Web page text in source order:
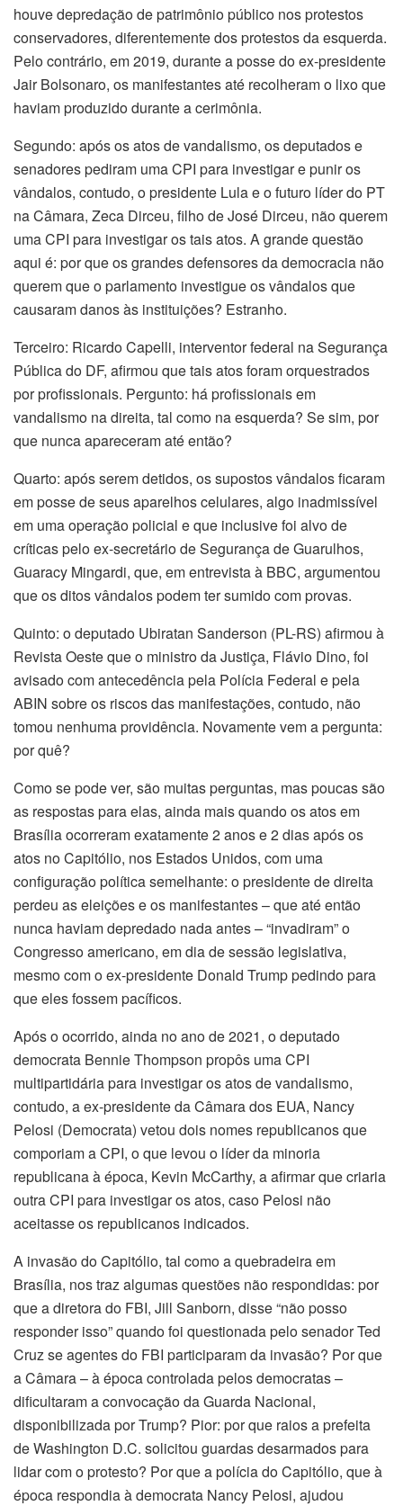
houve depredação de patrimônio público nos protestos
conservadores, diferentemente dos protestos da esquerda.
Pelo contrário, em 2019, durante a posse do ex-presidente
Jair Bolsonaro, os manifestantes até recolheram o lixo que
haviam produzido durante a cerimônia.
Segundo: após os atos de vandalismo, os deputados e
senadores pediram uma CPI para investigar e punir os
vândalos, contudo, o presidente Lula e o futuro líder do PT
na Câmara, Zeca Dirceu, filho de José Dirceu, não querem
uma CPI para investigar os tais atos. A grande questão
aqui é: por que os grandes defensores da democracia não
querem que o parlamento investigue os vândalos que
causaram danos às instituições? Estranho.
Terceiro: Ricardo Capelli, interventor federal na Segurança
Pública do DF, afirmou que tais atos foram orquestrados
por profissionais. Pergunto: há profissionais em
vandalismo na direita, tal como na esquerda? Se sim, por
que nunca apareceram até então?
Quarto: após serem detidos, os supostos vândalos ficaram
em posse de seus aparelhos celulares, algo inadmissível
em uma operação policial e que inclusive foi alvo de
críticas pelo ex-secretário de Segurança de Guarulhos,
Guaracy Mingardi, que, em entrevista à BBC, argumentou
que os ditos vândalos podem ter sumido com provas.
Quinto: o deputado Ubiratan Sanderson (PL-RS) afirmou à
Revista Oeste que o ministro da Justiça, Flávio Dino, foi
avisado com antecedência pela Polícia Federal e pela
ABIN sobre os riscos das manifestações, contudo, não
tomou nenhuma providência. Novamente vem a pergunta:
por quê?
Como se pode ver, são muitas perguntas, mas poucas são
as respostas para elas, ainda mais quando os atos em
Brasília ocorreram exatamente 2 anos e 2 dias após os
atos no Capitólio, nos Estados Unidos, com uma
configuração política semelhante: o presidente de direita
perdeu as eleições e os manifestantes – que até então
nunca haviam depredado nada antes – “invadiram” o
Congresso americano, em dia de sessão legislativa,
mesmo com o ex-presidente Donald Trump pedindo para
que eles fossem pacíficos.
Após o ocorrido, ainda no ano de 2021, o deputado
democrata Bennie Thompson propôs uma CPI
multipartidária para investigar os atos de vandalismo,
contudo, a ex-presidente da Câmara dos EUA, Nancy
Pelosi (Democrata) vetou dois nomes republicanos que
comporiam a CPI, o que levou o líder da minoria
republicana à época, Kevin McCarthy, a afirmar que criaria
outra CPI para investigar os atos, caso Pelosi não
aceitasse os republicanos indicados.
A invasão do Capitólio, tal como a quebradeira em
Brasília, nos traz algumas questões não respondidas: por
que a diretora do FBI, Jill Sanborn, disse “não posso
responder isso” quando foi questionada pelo senador Ted
Cruz se agentes do FBI participaram da invasão? Por que
a Câmara – à época controlada pelos democratas –
dificultaram a convocação da Guarda Nacional,
disponibilizada por Trump? Pior: por que raios a prefeita
de Washington D.C. solicitou guardas desarmados para
lidar com o protesto? Por que a polícia do Capitólio, que à
época respondia à democrata Nancy Pelosi, ajudou